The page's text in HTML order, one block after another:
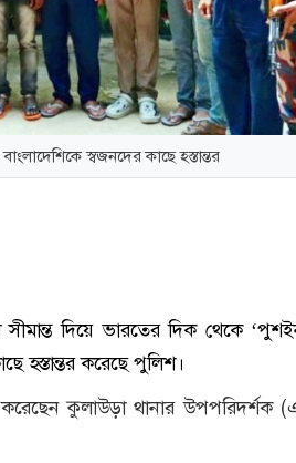
স্বজনদের কাছে হস্তান্তর
দিয়ে ভারতের দিক থেকে
হস্তান্তর করেছে পুলিশ।
কুলাউড়া থানার উপপরিদর্শক